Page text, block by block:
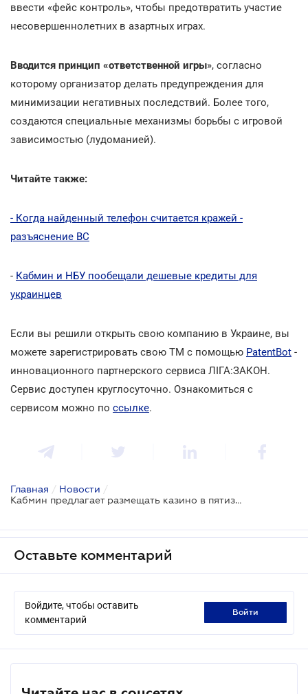
ввести «фейс контроль», чтобы предотвратить участие
несовершеннолетних в азартных играх.
Вводится принцип «ответственной игры», согласно
которому организатор делать предупреждения для
минимизации негативных последствий. Более того,
создаются специальные механизмы борьбы с игровой
зависимостью (лудоманией).
Читайте также:
- Когда найденный телефон считается кражей -
разъяснение ВС
- Кабмин и НБУ пообещали дешевые кредиты для
украинцев
Если вы решили открыть свою компанию в Украине, вы
можете зарегистрировать свою ТМ с помощью PatentBot -
инновационного партнерского сервиса ЛІГА:ЗАКОН.
Сервис доступен круглосуточно. Ознакомиться с
сервисом можно по ссылке.
Главная / Новости /
Кабмин предлагает размещать казино в пятизвездочных отелях
Оставьте комментарий
Войдите, чтобы оставить
комментарий
войти